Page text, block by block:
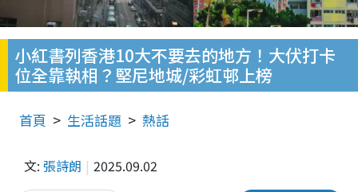
小紅書列香港10大不要去的地方！大伏打卡
位全靠執相？堅尼地城/彩虹邨上榜
首頁 生活話題 熱話
文: 張詩朗 2025.09.02